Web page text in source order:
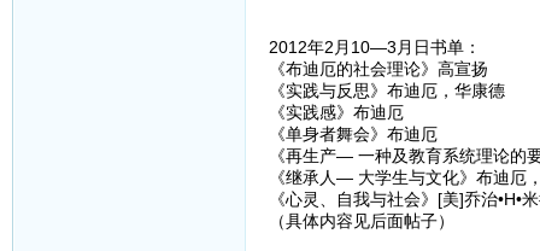
2012年2月10—3月日书单：
《布迪厄的社会理论》高宣扬
《实践与反思》布迪厄，华康德
《实践感》布迪厄
《单身者舞会》布迪厄
《再生产— 一种及教育系统理论的
《继承人— 大学生与文化》布迪厄
《心灵、自我与社会》[美]乔治•H•
（具体内容见后面帖子）